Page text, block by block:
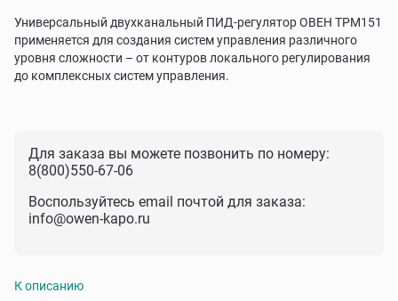
Универсальный двухканальный ПИД-регулятор ОВЕН ТРМ151
применяется для создания систем управления различного
уровня сложности – от контуров локального регулирования
до комплексных систем управления.
Для заказа вы можете позвонить по номеру:
8(800)550-67-06
Воспользуйтесь email почтой для заказа:
info@owen-kapo.ru
К описанию